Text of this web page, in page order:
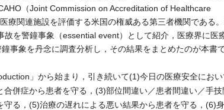
（Joint Commission on Accreditation of Healthcare
療関連施設を評価する米国の権威ある第三者機関である
を警鐘事象（essential event）として紹介，医療界に医
事象を丹念に調査分析し，その結果をまとめたのが本書
」から始まり，引き続いて(1)今日の医療安全におい
併症から患者を守る，(3)部位間違い／患者間違い／手技
る，(5)治療の遅れによる悪い結果から患者を守る，(6)